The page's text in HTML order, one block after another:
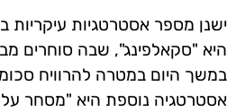
ישנן מספר אסטרטגיות עיקריות
היא "סקאלפינג", שבה סוחרים
במשך היום במטרה להרוויח
אסטרטגיה נוספת היא "מסחר